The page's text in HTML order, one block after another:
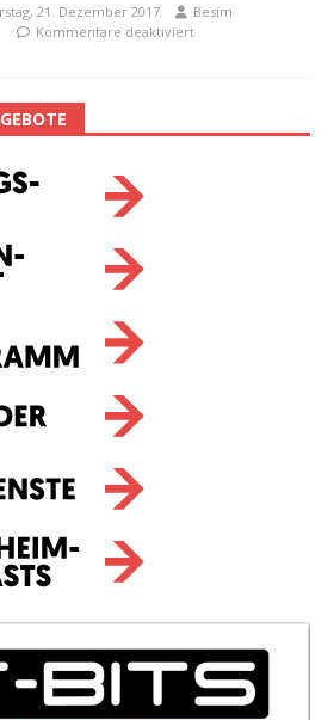
21. Dezember 2017
Besim
Kommentare deaktiviert